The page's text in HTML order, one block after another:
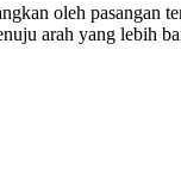
oleh pasangan
arah yang lebih